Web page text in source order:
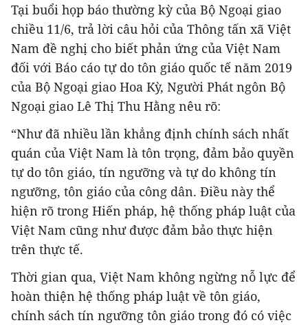
Tại buổi họp báo thường kỳ của Bộ Ngoại giao
chiều 11/6, trả lời câu hỏi của Thông tấn xã Việt
Nam đề nghị cho biết phản ứng của Việt Nam
đối với Báo cáo tự do tôn giáo quốc tế năm 2019
của Bộ Ngoại giao Hoa Kỳ, Người Phát ngôn Bộ
Ngoại giao Lê Thị Thu Hằng nêu rõ:
“Như đã nhiều lần khẳng định chính sách nhất
quán của Việt Nam là tôn trọng, đảm bảo quyền
tự do tôn giáo, tín ngưỡng và tự do không tín
ngưỡng, tôn giáo của công dân. Điều này thể
hiện rõ trong Hiến pháp, hệ thống pháp luật của
Việt Nam cũng như được đảm bảo thực hiện
trên thực tế.
Thời gian qua, Việt Nam không ngừng nỗ lực để
hoàn thiện hệ thống pháp luật về tôn giáo,
chính sách tín ngưỡng tôn giáo trong đó có việc